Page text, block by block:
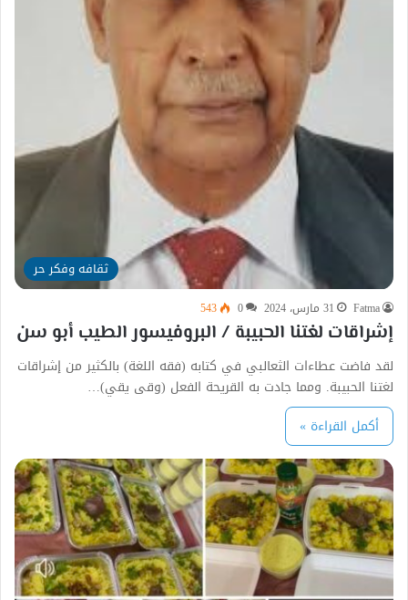
ثقافه وفكر حر
Fatma 31 مارس، 2024 0
543
إشراقات لغتنا الحبيبة / البروفيسور الطيب أبو سن
لقد فاضت عطاءات الثعالبي في كتابه (فقه اللغة) بالكثير من إشراقات
لغتنا الحبيبة. ومما جادت به القريحة الفعل (وقى يقي)…
أكمل القراءة »